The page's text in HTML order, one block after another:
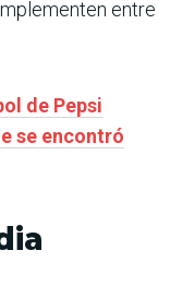
entre
de Pepsi
se encontró